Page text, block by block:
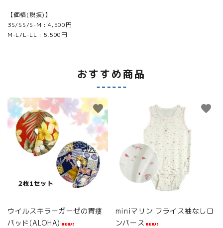
【価格(税抜)】
3S/SS/S-M : 4,500円
M-L/L-LL : 5,500円
おすすめ商品
ウイルスキラーガーゼの胃瘻
パッド(ALOHA)
favorite
miniマリン フライス袖なしロ
ンパース
favorite